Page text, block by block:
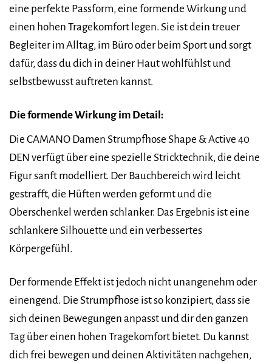
eine perfekte Passform, eine formende Wirkung und
einen hohen Tragekomfort legen. Sie ist dein treuer
Begleiter im Alltag, im Büro oder beim Sport und sorgt
dafür, dass du dich in deiner Haut wohlfühlst und
selbstbewusst auftreten kannst.
Die formende Wirkung im Detail:
Die CAMANO Damen Strumpfhose Shape & Active 40
DEN verfügt über eine spezielle Stricktechnik, die deine
Figur sanft modelliert. Der Bauchbereich wird leicht
gestrafft, die Hüften werden geformt und die
Oberschenkel werden schlanker. Das Ergebnis ist eine
schlankere Silhouette und ein verbessertes
Körpergefühl.
Der formende Effekt ist jedoch nicht unangenehm oder
einengend. Die Strumpfhose ist so konzipiert, dass sie
sich deinen Bewegungen anpasst und dir den ganzen
Tag über einen hohen Tragekomfort bietet. Du kannst
dich frei bewegen und deinen Aktivitäten nachgehen,